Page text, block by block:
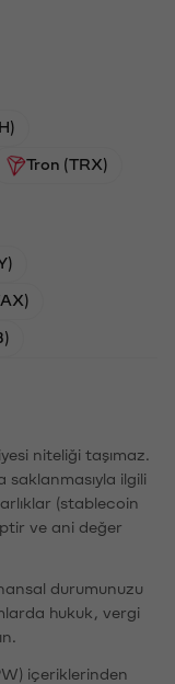
Tron (TRX)
niteliği taşımaz.
saklanmasıyla ilgili
(stablecoin
ve ani değer
durumunuzu
hukuk, vergi
içeriklerinden